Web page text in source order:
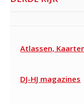
Atlassen,
DJ-HJ magazines